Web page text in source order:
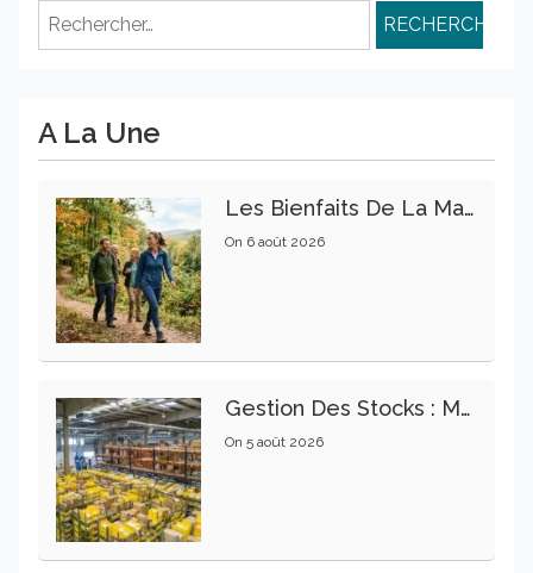
Rechercher :
A La Une
Les Bienfaits De La Marche Sur La Santé Physique Et Mentale
On 6 août 2026
Gestion Des Stocks : Meilleures Pratiques Intralogistiques
On 5 août 2026